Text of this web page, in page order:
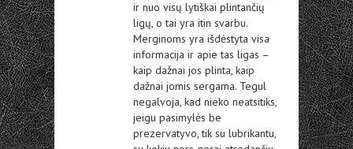
ir nuo visų lytiškai plintančių
ligų, o tai yra itin svarbu.
Merginoms yra išdėstyta visa
informacija ir apie tas ligas –
kaip dažnai jos plinta, kaip
dažnai jomis sergama. Tegul
negalvoja, kad nieko neatsitiks,
jeigu pasimylės be
prezervatyvo, tik su lubrikantu,